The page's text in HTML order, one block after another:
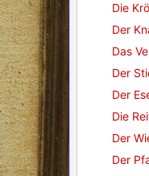
Die
Der
Das
Der
Der
Die
Der
Der